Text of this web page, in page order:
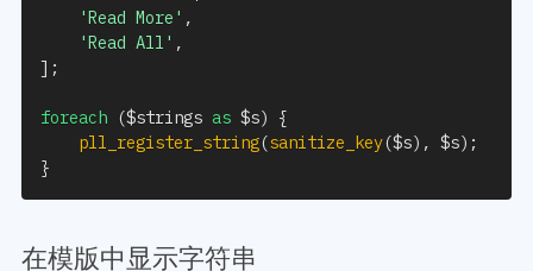
'Read More' ,
'Read All' ,
] ;
foreach ($strings as $s)
{
pll_register_string(sanitize_key($s) , $s) ;
}
在模版中显示字符串